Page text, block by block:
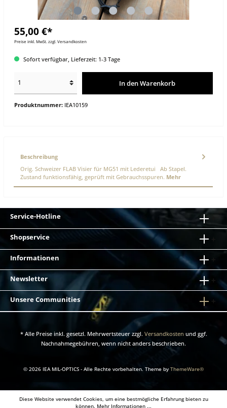
55,00 €*
Preise inkl. MwSt. zzgl. Versandkosten
Sofort verfügbar, Lieferzeit: 1-3 Tage
In den Warenkorb
Produktnummer: IEA10159
Beschreibung
Orig. Schweizer FLAB Visier für MG51 mit Lederetui Ab Stapel.
Zustand funktionsfähig, geprüft mit Gebrauchsspuren. Mehr
Service-Hotline
Shopservice
Informationen
Newsletter
Unsere Communities
* Alle Preise inkl. gesetzl. Mehrwertsteuer zzgl. Versandkosten und ggf.
Nachnahmegebühren, wenn nicht anders beschrieben.
© 2026 IEA MIL-OPTICS - Alle Rechte vorbehalten. Theme by ThemeWare®
Diese Website verwendet Cookies, um eine bestmögliche Erfahrung bieten zu
können. Mehr Informationen ...